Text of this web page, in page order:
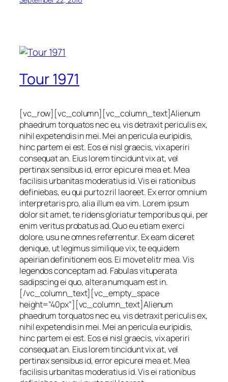
Tour 1971
[vc_row][vc_column][vc_column_text]Alienum
phaedrum torquatos nec eu, vis detraxit periculis ex,
nihil expetendis in mei. Mei an pericula euripidis,
hinc partem ei est. Eos ei nisl graecis, vix aperiri
consequat an. Eius lorem tincidunt vix at, vel
pertinax sensibus id, error epicurei mea et. Mea
facilisis urbanitas moderatius id. Vis ei rationibus
definiebas, eu qui purto zril laoreet. Ex error omnium
interpretaris pro, alia illum ea vim. Lorem ipsum
dolor sit amet, te ridens gloriatur temporibus qui, per
enim veritus probatus ad. Quo eu etiam exerci
dolore, usu ne omnes referrentur. Ex eam diceret
denique, ut legimus similique vix, te equidem
apeirian definitionem eos. Ei movet elitr mea. Vis
legendos conceptam ad. Fabulas vituperata
sadipscing ei quo, altera numquam est in.
[/vc_column_text][vc_empty_space
height=”40px”][vc_column_text]Alienum
phaedrum torquatos nec eu, vis detraxit periculis ex,
nihil expetendis in mei. Mei an pericula euripidis,
hinc partem ei est. Eos ei nisl graecis, vix aperiri
consequat an. Eius lorem tincidunt vix at, vel
pertinax sensibus id, error epicurei mea et. Mea
facilisis urbanitas moderatius id. Vis ei rationibus